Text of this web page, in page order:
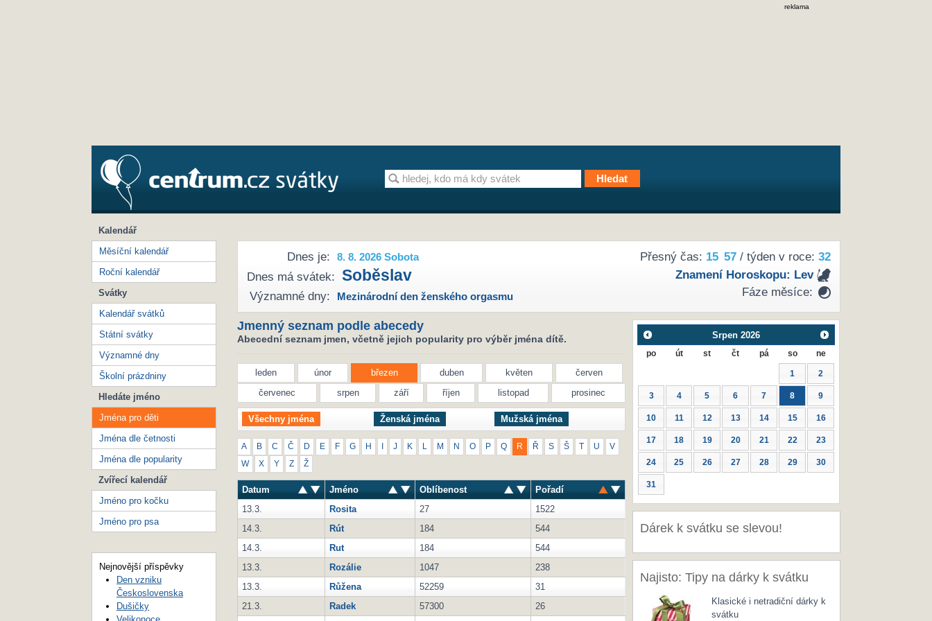
reklama
Přesný čas: 15 57/ týden v roce: 32
Znamení Horoskopu: Lev
Fáze měsíce:
Dnes je: 8. 8. 2026 Sobota
Dnes má svátek: Soběslav
Významné dny: Mezinárodní den ženského orgasmu
Jmenný seznam podle abecedy
Abecední seznam jmen, včetně jejich popularity pro výběr jména dítě.
leden únor březen duben květen
červen
červenec
srpen září říjen listopad prosinec
Všechny jména Ženská jména Mužská jména
A B C Č D E F G H J K M N O P Q R Ř S Š T U V
W X Y Z Ž
Datum Jméno Oblíbenost
Pořadí
13.3.
Rosita 27
1522
14.3.
Rút 184
544
14.3.
Rut 184
544
13.3.
Rozálie 1047
238
13.3.
Růžena 52259
31
21.3.
Radek 57300
26
Srpen 2026
po út st čt pá so ne
1 2
3 4 5 6 7 8 9
10 11 12 13 14 15 16
17 18 19 20 21 22 23
24 25 26 27 28 29 30
31
Dárek k svátku se slevou!
Najisto: Tipy na dárky k svátku
Klasické i netradiční dárky k
svátku
Kalendář
Měsíční kalendář
Roční kalendář
Svátky
Kalendář svátků
Státní svátky
Významné dny
Školní prázdniny
Hledáte jméno
Jména pro děti
Jména dle četnosti
Jména dle popularity
Zvířecí kalendář
Jméno pro kočku
Jméno pro psa
Nejnovější příspěvky
Den vzniku
Československa
Dušičky